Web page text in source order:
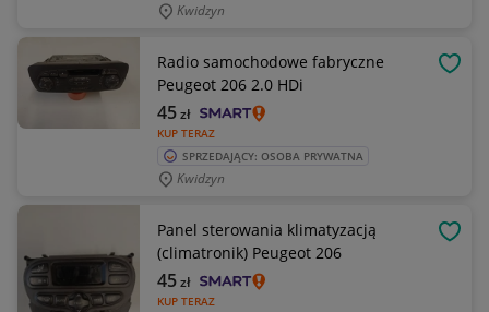
Kwidzyn
Radio samochodowe fabryczne
Peugeot 206 2.0 HDi
KUP TERAZ
45zł
SPRZEDAJĄCY: OSOBA PRYWATNA
Kwidzyn
Panel sterowania klimatyzacją
(climatronik) Peugeot 206
KUP TERAZ
45zł